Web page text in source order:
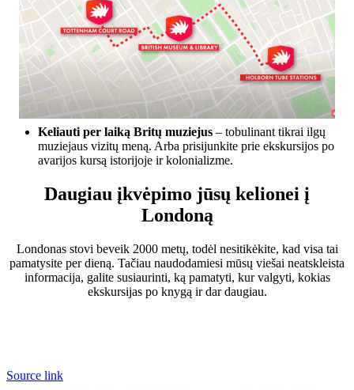
Keliauti per laiką Britų muziejus – tobulinant tikrai ilgų
muziejaus vizitų meną. Arba prisijunkite prie ekskursijos po
avarijos kursą istorijoje ir kolonializme.
Daugiau įkvėpimo jūsų kelionei į
Londoną
Londonas stovi beveik 2000 metų, todėl nesitikėkite, kad visa tai
pamatysite per dieną. Tačiau naudodamiesi mūsų viešai neatskleista
informacija, galite susiaurinti, ką pamatyti, kur valgyti, kokias
ekskursijas po knygą ir dar daugiau.
Source link